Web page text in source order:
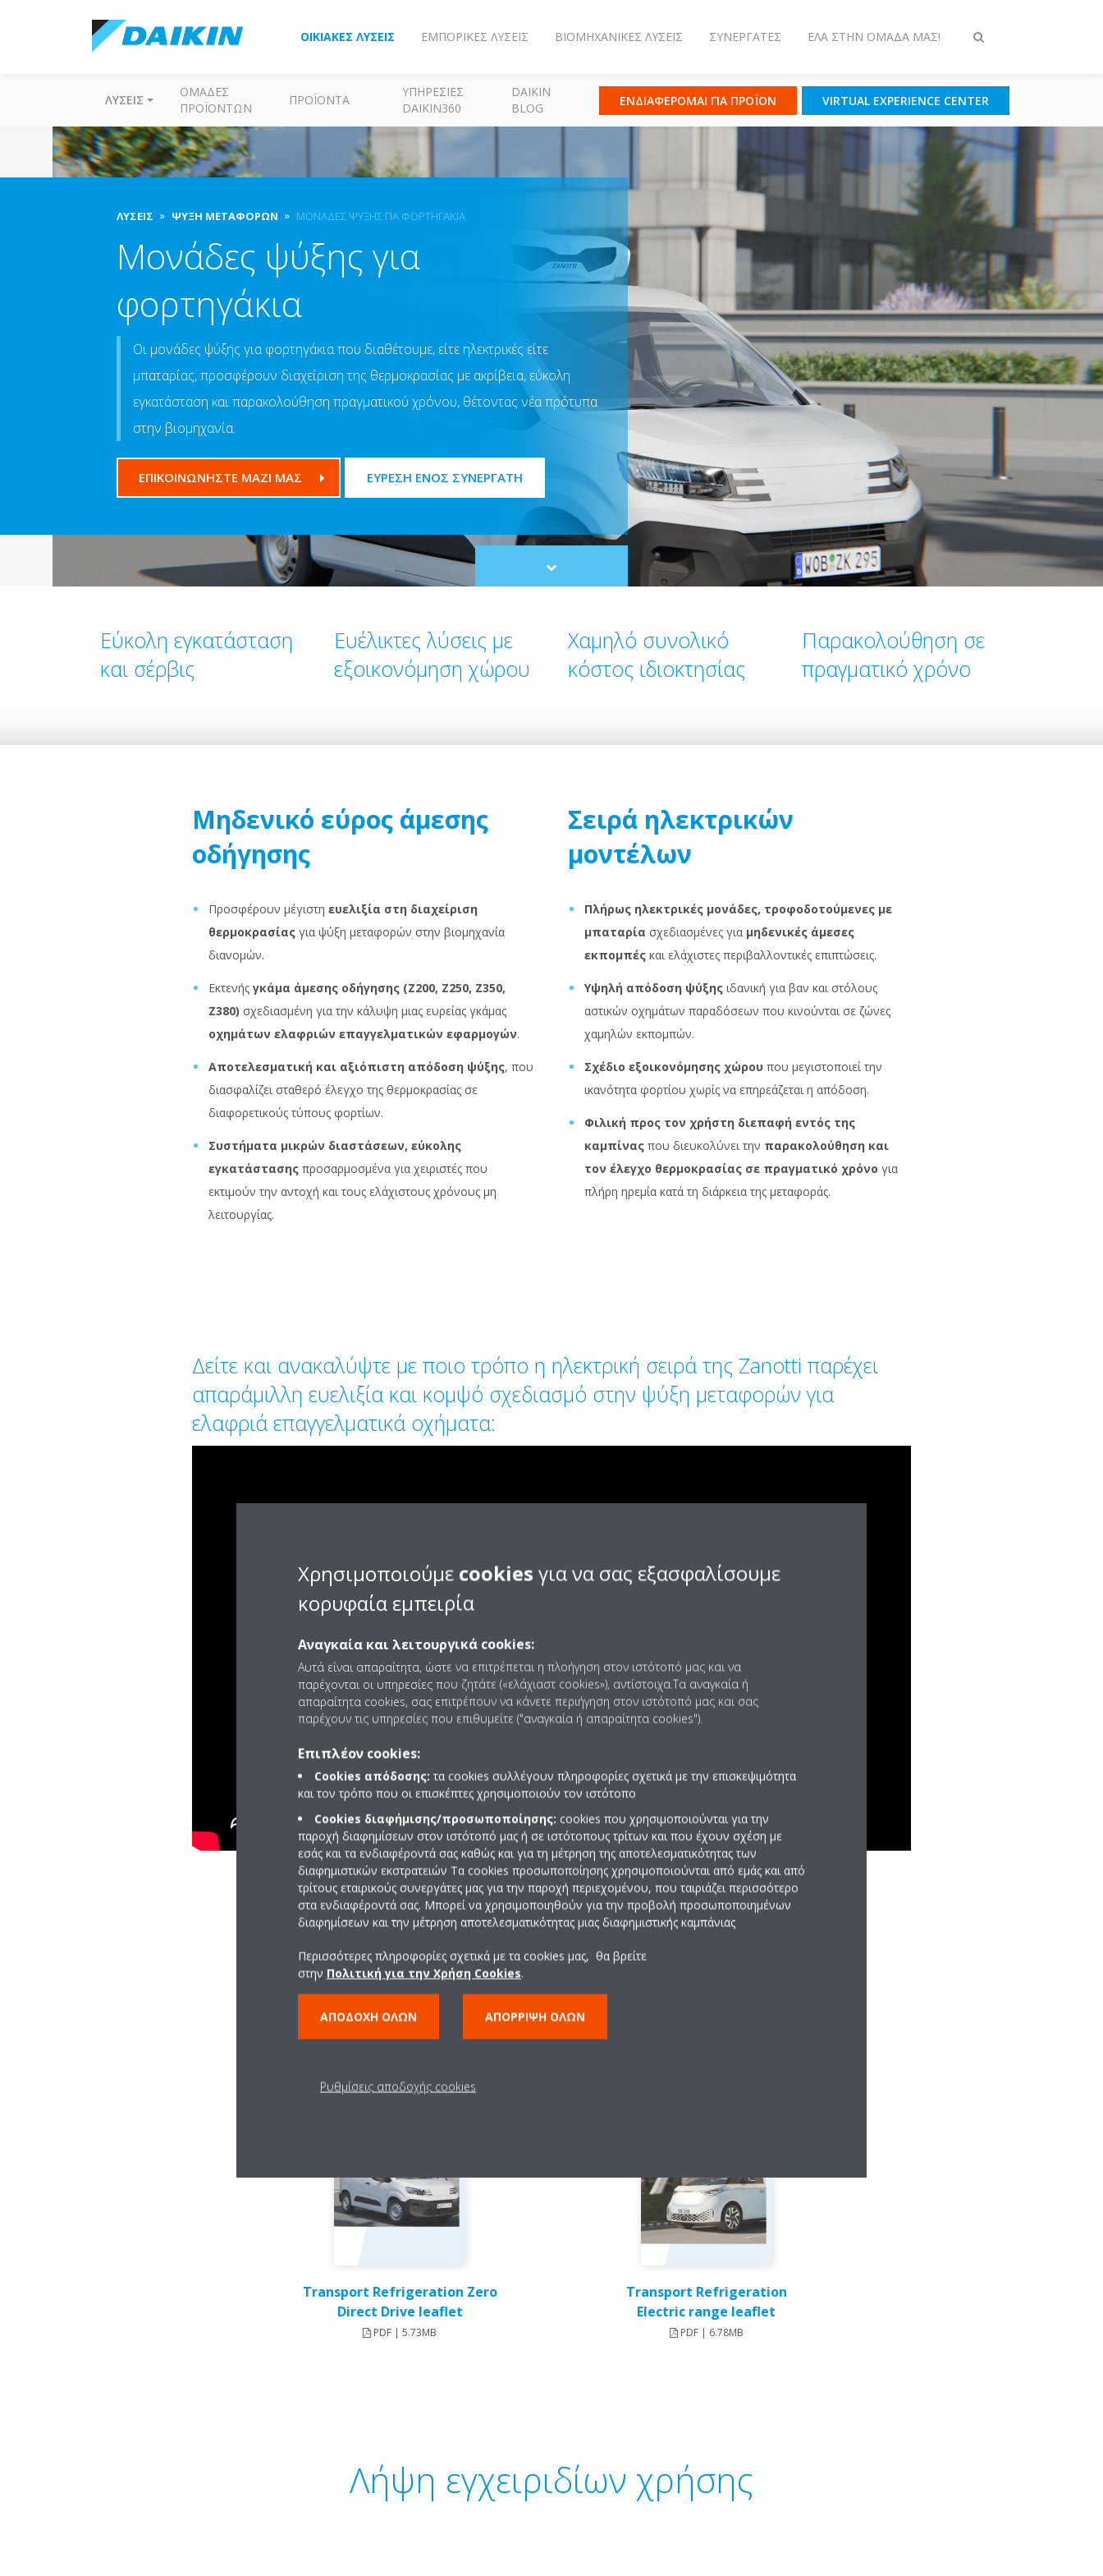
Εναλλαγή
ΟΙΚΙΑΚΈΣ ΛΎΣΕΙΣ ΕΜΠΟΡΙΚΈΣ ΛΎΣΕΙΣ ΒΙΟΜΗΧΑΝΙΚΈΣ ΛΎΣΕΙΣ ΣΥΝΕΡΓΆΤΕΣ ΈΛΑ ΣΤΗΝ ΟΜΆΔΑ ΜΑΣ!
ΛΎΣΕΙΣ
ΟΜΆΔΕΣ
ΠΡΟΪΌΝΤΩΝ
ΠΡΟΪΌΝΤΑ
ΥΠΗΡΕΣΊΕΣ
DAIKIN360
DAIKIN
BLOG
ΕΝΔΙΑΦΕΡΟΜΑΙ ΓΙΑ ΠΡΟΪΟΝ VIRTUAL EXPERIENCE CENTER
ΛΎΣΕΙΣ ΨΎΞΗ ΜΕΤΑΦΟΡΏΝ ΜΟΝΆΔΕΣ ΨΎΞΗΣ ΓΙΑ ΦΟΡΤΗΓΆΚΙΑ
Μονάδες ψύξης για
φορτηγάκια
Οι μονάδες ψύξης για φορτηγάκια που διαθέτουμε, είτε ηλεκτρικές είτε
μπαταρίας, προσφέρουν διαχείριση της θερμοκρασίας με ακρίβεια, εύκολη
εγκατάσταση και παρακολούθηση πραγματικού χρόνου, θέτοντας νέα πρότυπα
στην βιομηχανία.
ΕΠΙΚΟΙΝΩΝΗΣΤΕ ΜΑΖΙ ΜΑΣ ΕΥΡΕΣΗ ΕΝΟΣ ΣΥΝΕΡΓΑΤΗ
Scroll
to
Εύκολη εγκατάσταση
και σέρβις
Ευέλικτες λύσεις με
εξοικονόμηση χώρου
Χαμηλό συνολικό
κόστος ιδιοκτησίας
Παρακολούθηση σε
πραγματικό χρόνο
Μηδενικό εύρος άμεσης
οδήγησης
Προσφέρουν μέγιστη ευελιξία στη διαχείριση
θερμοκρασίαςγια ψύξη μεταφορών στην βιομηχανία
διανομών.
Εκτενής γκάμα άμεσης οδήγησης (Z200, Z250, Z350,
Z380) σχεδιασμένη για την κάλυψη μιας ευρείας γκάμας
οχημάτων ελαφριών επαγγελματικών εφαρμογών.
Αποτελεσματική και αξιόπιστη απόδοση ψύξης, που
διασφαλίζει σταθερό έλεγχο της θερμοκρασίας σε
διαφορετικούς τύπους φορτίων.
Συστήματα μικρών διαστάσεων, εύκολης
εγκατάστασηςπροσαρμοσμένα για χειριστές που
εκτιμούν την αντοχή και τους ελάχιστους χρόνους μη
λειτουργίας.
Σειρά ηλεκτρικών
μοντέλων
Πλήρως ηλεκτρικές μονάδες, τροφοδοτούμενες με
μπαταρία σχεδιασμένες για μηδενικές άμεσες
εκπομπές και ελάχιστες περιβαλλοντικές επιπτώσεις.
Υψηλή απόδοση ψύξης ιδανική για βαν και στόλους
αστικών οχημάτων παραδόσεων που κινούνται σε ζώνες
χαμηλών εκπομπών.
Σχέδιο εξοικονόμησης χώρου που μεγιστοποιεί την
ικανότητα φορτίου χωρίς να επηρεάζεται η απόδοση.
Φιλική προς τον χρήστη διεπαφή εντός της
καμπίνας που διευκολύνει την παρακολούθηση και
τον έλεγχο θερμοκρασίας σε πραγματικό χρόνο για
πλήρη ηρεμία κατά τη διάρκεια της μεταφοράς.
Δείτε και ανακαλύψτε με ποιο τρόπο η ηλεκτρική σειρά της Zanotti παρέχει
απαράμιλλη ευελιξία και κομψό σχεδιασμό στην ψύξη μεταφορών για
ελαφριά επαγγελματικά οχήματα:
Λήψη φυλλαδίων
Transport Refrigeration Zero
Direct Drive leaflet
PDF | 5.73MB
Transport Refrigeration
Electric range leaflet
PDF | 6.78MB
Λήψη εγχειριδίων χρήσης
Χρησιμοποιούμε cookies για να σας εξασφαλίσουμε
κορυφαία εμπειρία
Αναγκαία και λειτουργικά cookies:
Αυτά είναι απαραίτητα, ώστε να επιτρέπεται η πλοήγηση στον ιστότοπό μας και να
παρέχονται οι υπηρεσίες που ζητάτε («ελάχιαστ cookies»), αντίστοιχα.Τα αναγκαία ή
απαραίτητα cookies, σας επιτρέπουν να κάνετε περιήγηση στον ιστότοπό μας και σας
παρέχουν τις υπηρεσίες που επιθυμείτε ("αναγκαία ή απαραίτητα cookies").
Επιπλέον cookies:
Cookies απόδοσης: τα cookies συλλέγουν πληροφορίες σχετικά με την επισκεψιμότητα
και τον τρόπο που οι επισκέπτες χρησιμοποιούν τον ιστότοπο
Cookies διαφήμισης/προσωποποίησης: cookies που χρησιμοποιούνται για την
παροχή διαφημίσεων στον ιστότοπό μας ή σε ιστότοπους τρίτων και που έχουν σχέση με
εσάς και τα ενδιαφέροντά σας καθώς και για τη μέτρηση της αποτελεσματικότητας των
διαφημιστικών εκστρατειών Τα cookies προσωποποίησης χρησιμοποιούνται από εμάς και από
τρίτους εταιρικούς συνεργάτες μας για την παροχή περιεχομένου, που ταιριάζει περισσότερο
στα ενδιαφέροντά σας. Μπορεί να χρησιμοποιηθούν για την προβολή προσωποποιημένων
διαφημίσεων και την μέτρηση αποτελεσματικότητας μιας διαφημιστικής καμπάνιας
Περισσότερες πληροφορίες σχετικά με τα cookies μας, θα βρείτε
στην Πολιτική για την Χρήση Cookies.
ΑΠΟΔΟΧΉ ΌΛΩΝ ΑΠΌΡΡΙΨΗ ΌΛΩΝ
Ρυθμίσεις αποδοχής cookies